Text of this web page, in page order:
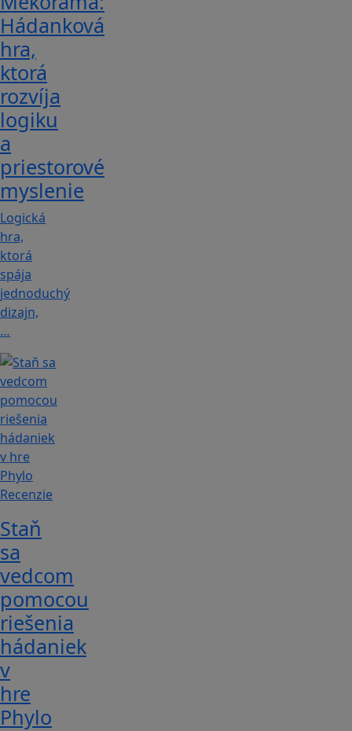
Hádanková
hra,
ktorá
rozvíja
logiku
a
priestorové
myslenie
Logická
hra,
ktorá
spája
jednoduchý
dizajn,
…
Recenzie
Staň
sa
vedcom
pomocou
riešenia
hádaniek
v
hre
Phylo